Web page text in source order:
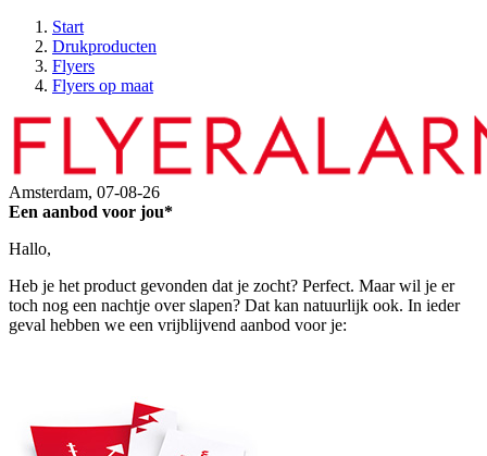
Start
Drukproducten
Flyers
Flyers op maat
Amsterdam, 07-08-26
Een aanbod voor jou*
Hallo,
Heb je het product gevonden dat je zocht? Perfect. Maar wil je er
toch nog een nachtje over slapen? Dat kan natuurlijk ook. In ieder
geval hebben we een vrijblijvend aanbod voor je: